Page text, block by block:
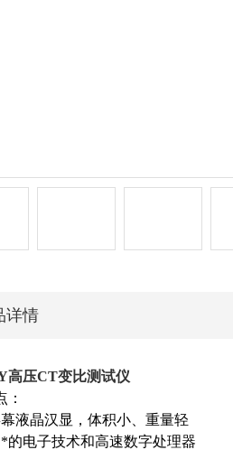
详情
高压CT变比测试仪
：
液晶汉显，体积小、重量轻
的电子技术和高速数字处理器